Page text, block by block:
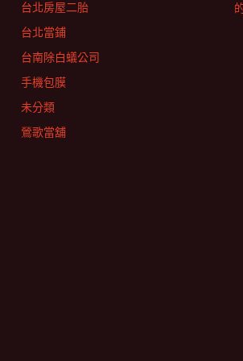
台北房屋二胎
台北當鋪
台南除白蟻公司
手機包膜
未分類
鶯歌當舖